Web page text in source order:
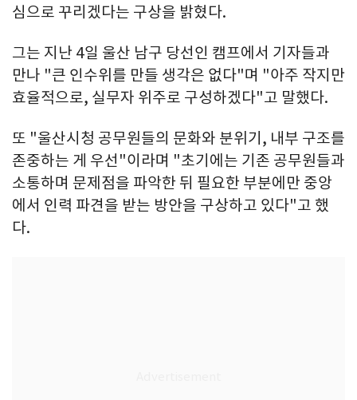
심으로 꾸리겠다는 구상을 밝혔다.
그는 지난 4일 울산 남구 당선인 캠프에서 기자들과
만나 "큰 인수위를 만들 생각은 없다"며 "아주 작지만
효율적으로, 실무자 위주로 구성하겠다"고 말했다.
또 "울산시청 공무원들의 문화와 분위기, 내부 구조를
존중하는 게 우선"이라며 "초기에는 기존 공무원들과
소통하며 문제점을 파악한 뒤 필요한 부분에만 중앙
에서 인력 파견을 받는 방안을 구상하고 있다"고 했
다.